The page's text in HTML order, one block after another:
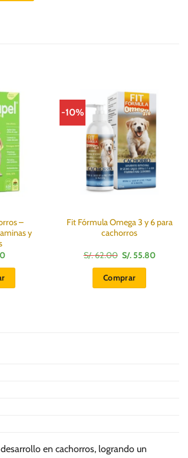
–
y
-10%
Fit Fórmula Omega 3 y 6 para
cachorros
S/.62.00 El
precio
original
era:
S/.
S/. 55.80El
Comprar
en cachorros, logrando un